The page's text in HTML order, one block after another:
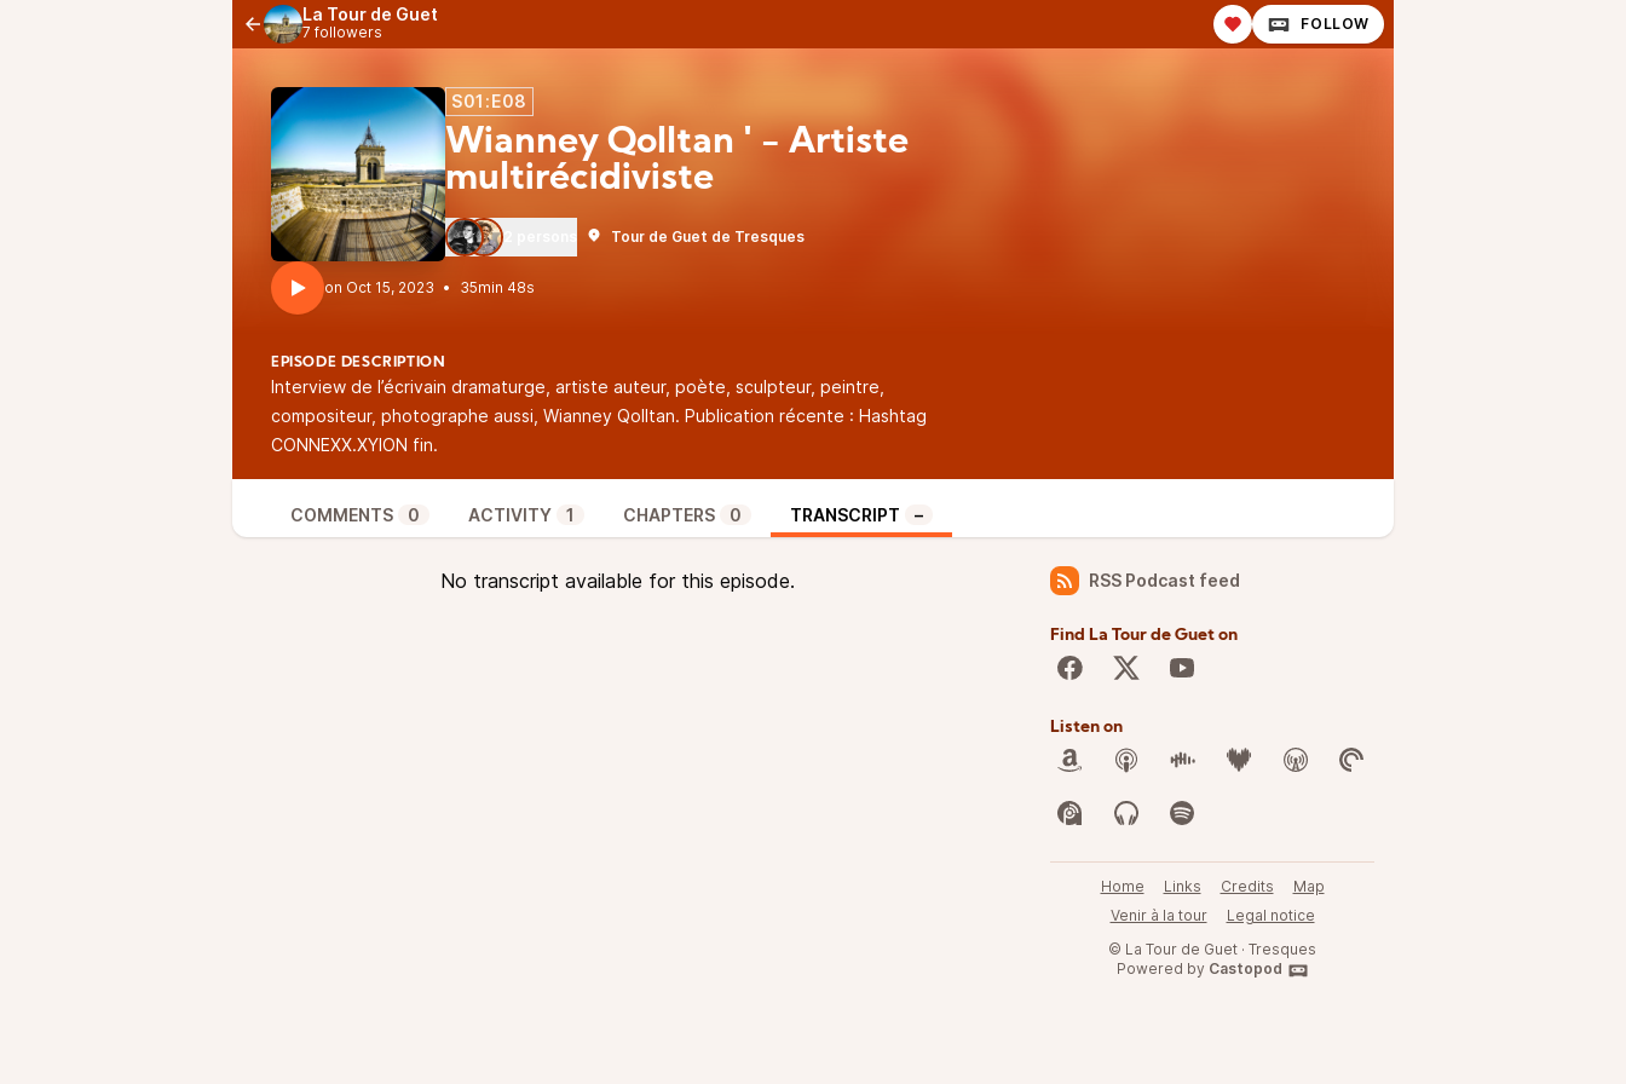
La Tour de Guet
7 followers FOLLOW
S01:E08
Wianney Qolltan ' - Artiste
multirécidiviste
Tour de Guet de Tresques
• 35min 48s
EPISODE DESCRIPTION
Interview de l’écrivain dramaturge, artiste auteur, poète, sculpteur, peintre,
compositeur, photographe aussi, Wianney Qolltan. Publication récente : Hashtag
CONNEXX.XYION fin.
COMMENTS 0 ACTIVITY 1 CHAPTERS 0 TRANSCRIPT –
No transcript available for this episode. RSS Podcast feed
Find La Tour de Guet on
Listen on
Home Links Credits
Map
Venir à la tour
Legal notice
© La Tour de Guet · Tresques
Powered by Castopod